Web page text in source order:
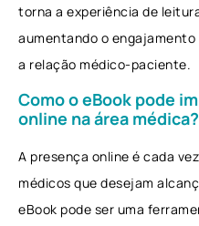
torna a experiência de
aumentando o
a relação médico-paciente.
Como o eBook pode
online na área médica?
A presença online é cada
médicos que desejam
eBook pode ser uma